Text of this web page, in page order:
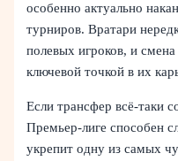
особенно актуально
турниров. Вратари
полевых игроков, и
ключевой точкой в их
Если трансфер всё-таки
Премьер‑лиге способен
укрепит одну из самых